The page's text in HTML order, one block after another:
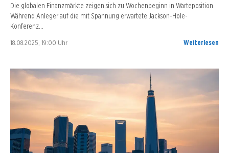
Die globalen Finanzmärkte zeigen sich zu Wochenbeginn in Warteposition.
Während Anleger auf die mit Spannung erwartete Jackson-Hole-
Konferenz…
18.08.2025, 19:00 Uhr Weiterlesen